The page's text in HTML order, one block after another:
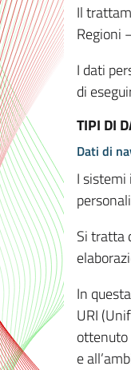
Il
Regioni
I dati
di
TIPI DI
Dati di
I
Si tratta
In
URI
ottenuto
e